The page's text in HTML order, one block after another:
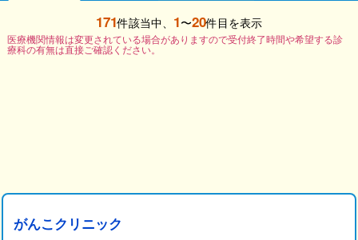
171件該当中、 1〜20件目を表示
医療機関情報は変更されている場合がありますので受付終了時間や希望する診
療科の有無は直接ご確認ください。
がんこクリニック